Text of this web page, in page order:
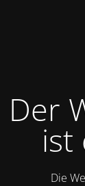
Der
ist
Die